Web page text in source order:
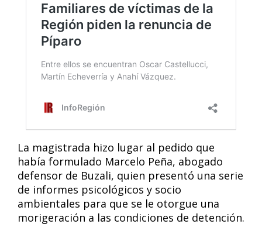
La magistrada hizo lugar al pedido que
había formulado Marcelo Peña, abogado
defensor de Buzali, quien presentó una serie
de informes psicológicos y socio
ambientales para que se le otorgue una
morigeración a las condiciones de detención.